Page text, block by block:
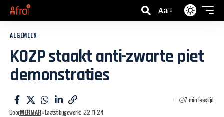
Aa
ALGEMEEN
KOZP staakt anti-zwarte piet
demonstraties
DoorMERMAR Laatst bijgewerkt: 22-11-24
7 min leestijd